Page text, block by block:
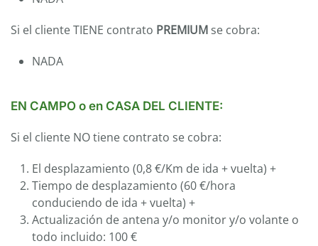
Si el cliente TIENE contrato PREMIUM se cobra:
NADA
EN CAMPO o en CASA DEL CLIENTE:
Si el cliente NO tiene contrato se cobra:
El desplazamiento (0,8 €/Km de ida + vuelta) +
Tiempo de desplazamiento (60 €/hora
conduciendo de ida + vuelta) +
Actualización de antena y/o monitor y/o volante o
todo incluido: 100 €